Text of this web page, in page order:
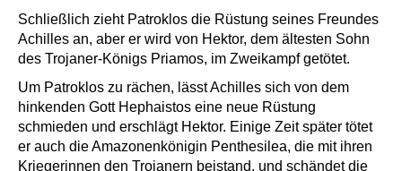
Schließlich zieht Patroklos die Rüstung seines Freundes
Achilles an, aber er wird von Hektor, dem ältesten Sohn
des Trojaner-Königs Priamos, im Zweikampf getötet.
Um Patroklos zu rächen, lässt Achilles sich von dem
hinkenden Gott Hephaistos eine neue Rüstung
schmieden und erschlägt Hektor. Einige Zeit später tötet
er auch die Amazonenkönigin Penthesilea, die mit ihren
Kriegerinnen den Trojanern beistand, und schändet die